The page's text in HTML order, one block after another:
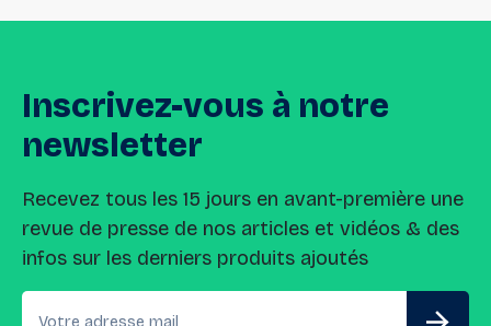
Inscrivez-vous à notre
newsletter
Recevez tous les 15 jours en avant-première une
revue de presse de nos articles et vidéos & des
infos sur les derniers produits ajoutés